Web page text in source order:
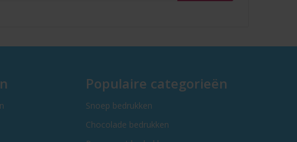
Populaire categorieën
Snoep bedrukken
Chocolade bedrukken